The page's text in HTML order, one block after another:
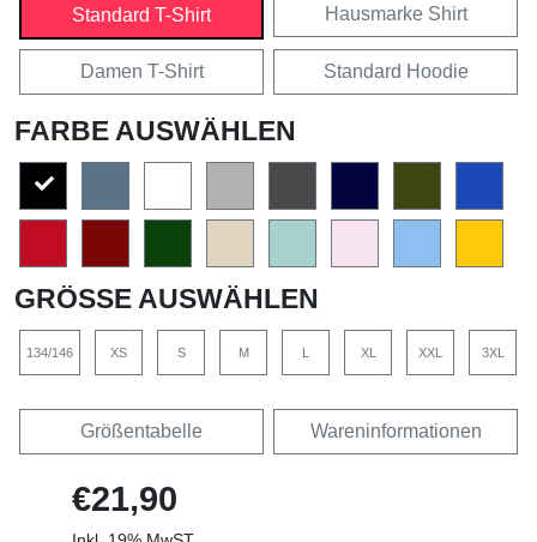
Standard T-Shirt Hausmarke Shirt
Damen T-Shirt Standard Hoodie
FARBE AUSWÄHLEN
GRÖSSE AUSWÄHLEN
134/146 XS S M L XL XXL 3XL
Größentabelle Wareninformationen
€21,90